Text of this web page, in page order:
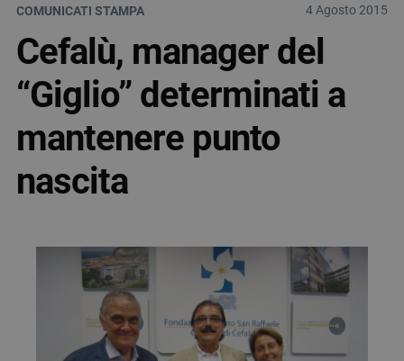
COMUNICATI STAMPA 4 Agosto 2015
Cefalù, manager del
“Giglio” determinati a
mantenere punto
nascita